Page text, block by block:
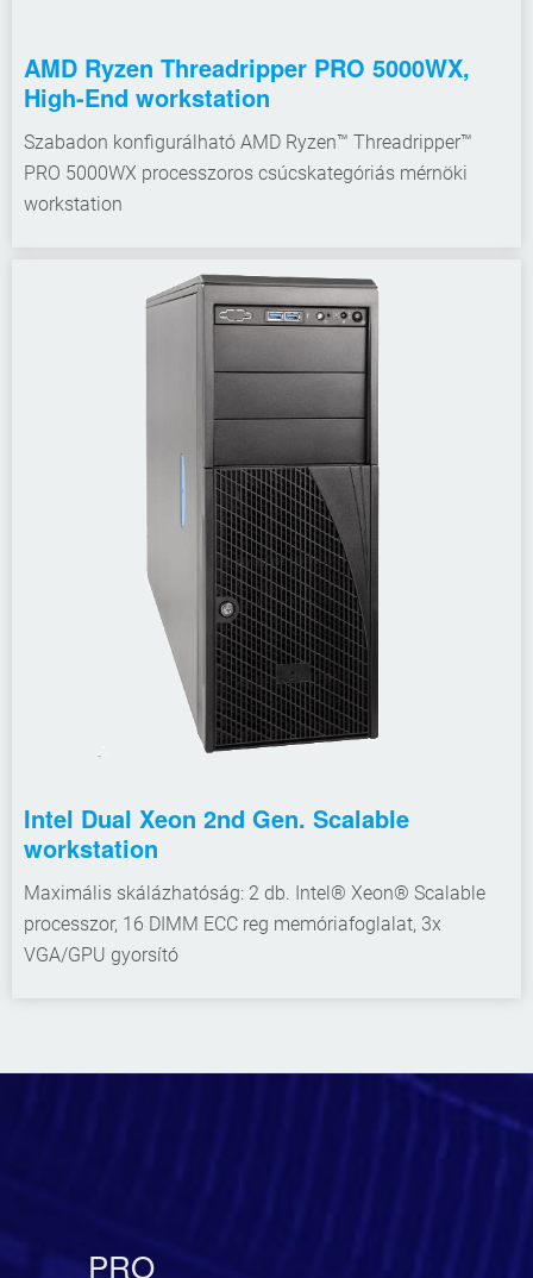
AMD Ryzen Threadripper PRO 5000WX,
High-End workstation
Szabadon konfigurálható AMD Ryzen™ Threadripper™
PRO 5000WX processzoros csúcskategóriás mérnöki
workstation
Intel Dual Xeon 2nd Gen. Scalable
workstation
Maximális skálázhatóság: 2 db. Intel® Xeon® Scalable
processzor, 16 DIMM ECC reg memóriafoglalat, 3x
VGA/GPU gyorsító
PRO